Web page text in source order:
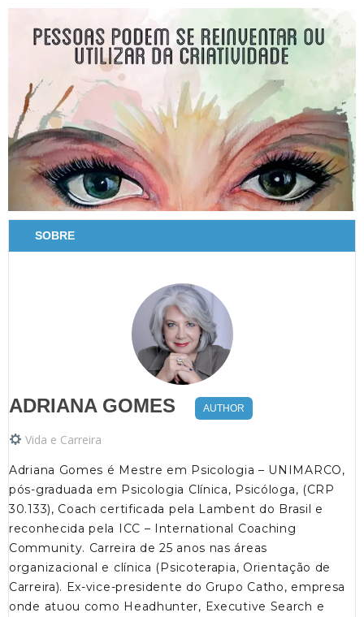
SOBRE
ADRIANA GOMES AUTHOR
Vida e Carreira
Adriana Gomes é Mestre em Psicologia – UNIMARCO,
pós-graduada em Psicologia Clínica, Psicóloga, (CRP
30.133), Coach certificada pela Lambent do Brasil e
reconhecida pela ICC – International Coaching
Community. Carreira de 25 anos nas áreas
organizacional e clínica (Psicoterapia, Orientação de
Carreira). Ex-vice-presidente do Grupo Catho, empresa
onde atuou como Headhunter, Executive Search e